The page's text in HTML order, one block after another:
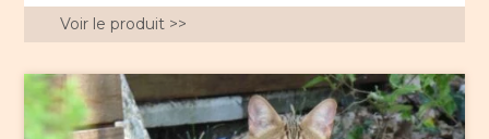
Voir le produit >>